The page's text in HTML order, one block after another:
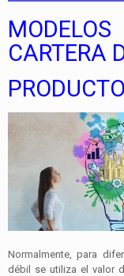
CARTERA
Normalmente, para
débil se utiliza el valor